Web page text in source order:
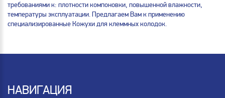
требованиями к: плотности компоновки, повышенной влажности,
температуры эксплуатации. Предлагаем Вам к применению
специализированные Кожухи для клеммных колодок.
НАВИГАЦИЯ